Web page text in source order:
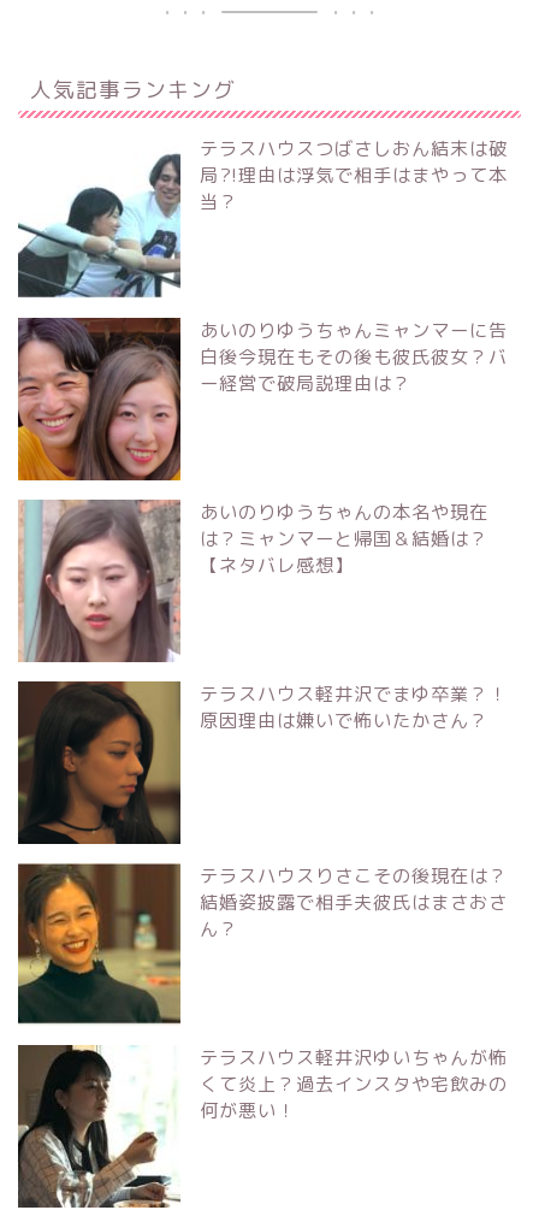
人気記事ランキング
テラスハウスつばさしおん結末は破
局?!理由は浮気で相手はまやって本
当？
あいのりゆうちゃんミャンマーに告
白後今現在もその後も彼氏彼女？バ
ー経営で破局説理由は？
あいのりゆうちゃんの本名や現在
は？ミャンマーと帰国＆結婚は？
【ネタバレ感想】
テラスハウス軽井沢でまゆ卒業？！
原因理由は嫌いで怖いたかさん？
テラスハウスりさこその後現在は？
結婚姿披露で相手夫彼氏はまさおさ
ん？
テラスハウス軽井沢ゆいちゃんが怖
くて炎上？過去インスタや宅飲みの
何が悪い！